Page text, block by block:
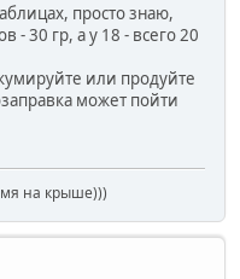
просто знаю,
- 30 гр, а у 18 - всего 20
или продуйте
может пойти
на крыше)))